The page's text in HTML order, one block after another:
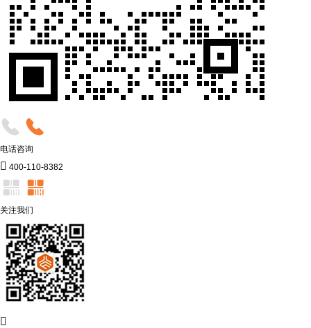
电话咨询
 400-110-8382
关注我们
